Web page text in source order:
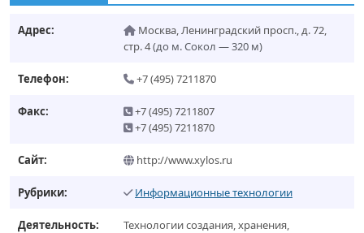
Адрес: Москва,Ленинградский просп., д. 72,
стр. 4(до м. Сокол — 320 м)
Телефон: +7 (495) 7211870
Факс:
+7 (495) 7211807
+7 (495) 7211870
Сайт: http://www.xylos.ru
Рубрики: Информационные технологии
Деятельность:
Технологии создания, хранения,